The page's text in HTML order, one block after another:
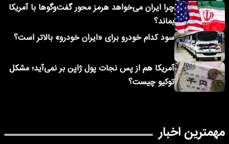
چرا ایران می‌خواهد هرمز محور گفت‌وگوها با آمریکا
بماند؟
سود کدام خودرو برای «ایران خودرو» بالاتر است؟
آمریکا هم از پس نجات پول ژاپن بر نمی‌آید؛ مشکل
توکیو چیست؟
مهمترین اخبار